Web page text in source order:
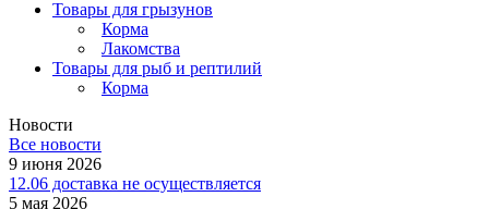
Товары для грызунов
Корма
Лакомства
Товары для рыб и рептилий
Корма
Новости
Все новости
9 июня 2026
12.06 доставка не осуществляется
5 мая 2026